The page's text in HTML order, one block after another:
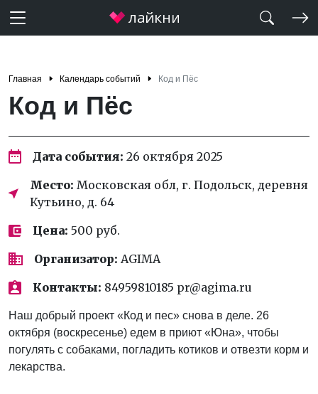
Главная Календарь событий Код и Пёс
Код и Пёс
Дата события: 26 октября 2025
Место: Московская обл, г. Подольск, деревня
Кутьино, д. 64
Цена: 500 руб.
Организатор: AGIMA
Контакты: 84959810185 pr@agima.ru
Наш добрый проект «Код и пес» снова в деле. 26
октября (воскресенье) едем в приют «Юна», чтобы
погулять с собаками, погладить котиков и отвезти корм и
лекарства.